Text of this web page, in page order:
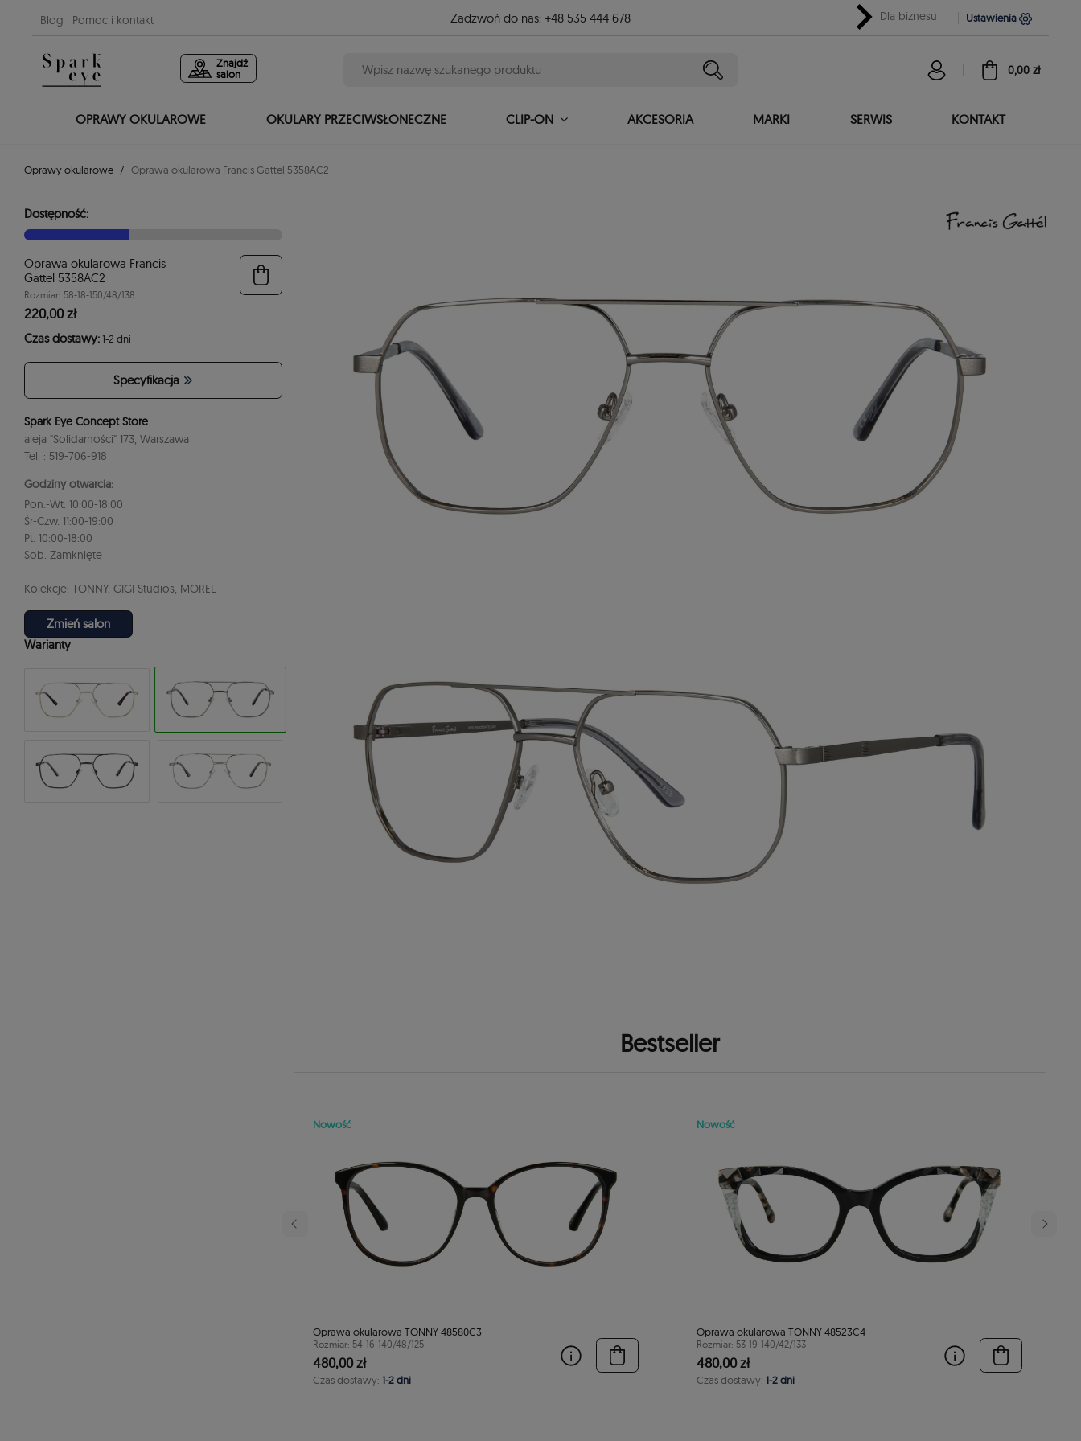
Blog Pomoc i kontakt Zadzwoń do nas: +48 535 444 678 chevron_rightDla biznesu Ustawienia
Znajdź
salon
0,00 zł
OPRAWY OKULAROWE OKULARY PRZECIWSŁONECZNE CLIP-ON AKCESORIA MARKI SERWIS KONTAKT
Oprawy okularowe Oprawa okularowa Francis Gattel 5358AC2
Dostępność:
Oprawa okularowa Francis
Gattel 5358AC2
Rozmiar: 58-18-150/48/138
220,00 zł
Czas dostawy: 1-2 dni
Specyfikacja
Spark Eye Concept Store
aleja "Solidarności" 173, Warszawa
Tel. : 519-706-918
Godziny otwarcia:
Zmień salon
Pon.-Wt. 10:00-18:00
Śr-Czw. 11:00-19:00
Pt. 10:00-18:00
Sob. Zamknięte
Kolekcje: TONNY, GIGI Studios, MOREL
Warianty
Bestseller
Nowość
Oprawa okularowa TONNY 48580C3
Rozmiar: 54-16-140/48/125
480,00 zł
Czas dostawy: 1-2 dni
Nowość
Oprawa okularowa TONNY 48523C4
Rozmiar: 53-19-140/42/133
480,00 zł
Czas dostawy: 1-2 dni